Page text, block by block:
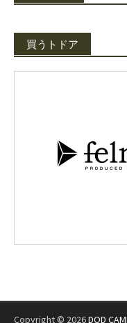
買うトドア
Copyright © 2026DOD